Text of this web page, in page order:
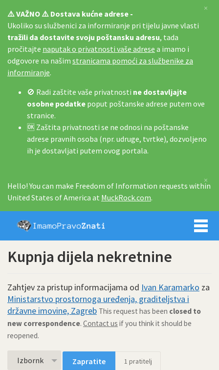
⚠️ VAŽNO ⚠️ Dostava kućne adrese -
Ukoliko su službenici za informiranje pri tijelu javne vlasti
tražili da dostavite svoju poštansku adresu, tada
pročitajte naputak o privatnosti vaše adrese a imamo i
odgovore na našim stranicama pomoći za službenike za
informiranje.
🚫 Radi zaštite vaše privatnosti ne dostavljajte
osobne podatke poput poštanske adrese putem ove
stranice.
🆗 Zaštita privatnosti se ne odnosi na poštanske
adrese pravnih osoba (npr. udruge, tvrtke), dozvoljeno
ih je dostavljati putem ovog portala.
×
Hello! You can make Freedom of Information requests within
United States of America at MuckRock.com.
×
Imamo
Kupnja dijela nekretnine
Zahtjev za pristup informacijama od Ivan Karamarko za
Ministarstvo prostornoga uređenja, graditeljstva i
državne imovine, Zagreb This request has been closed to
new correspondence. Contact us if you think it should be
reopened.
Izbornk Zapratite 1 pratitelj